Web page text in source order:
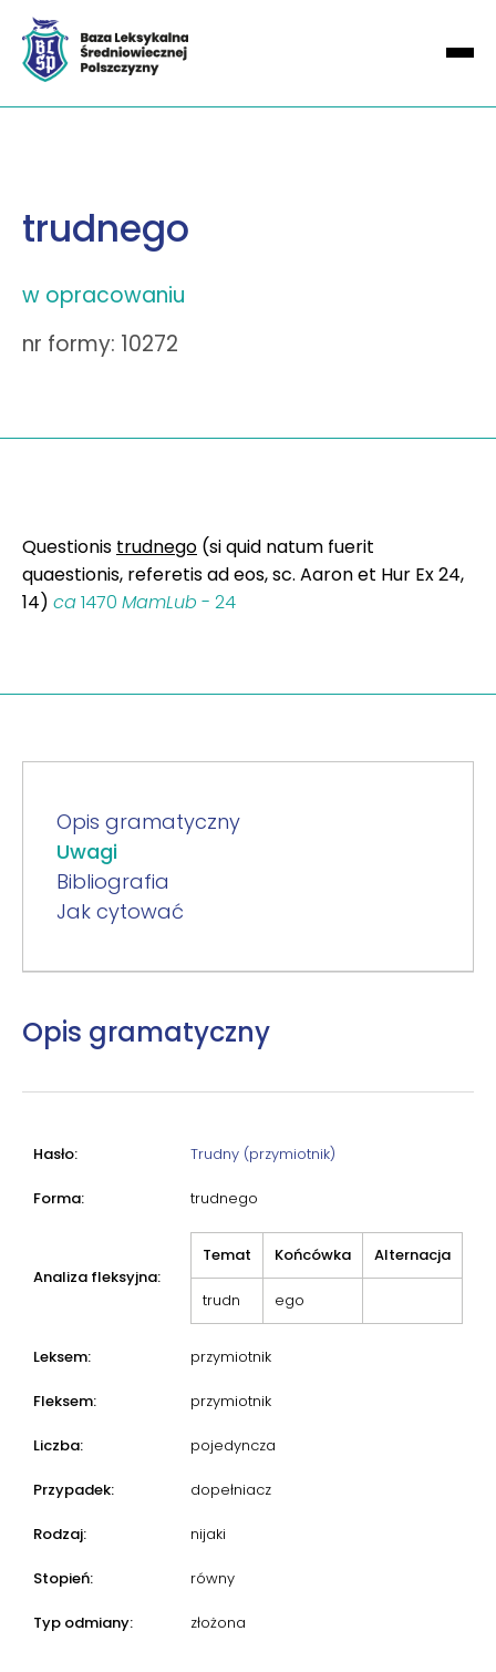
trudnego
w opracowaniu
nr formy: 10272
Questionis trudnego (si quid natum fuerit
quaestionis, referetis ad eos, sc. Aaron et Hur Ex 24,
14) ca1470 MamLub - 24
Opis gramatyczny
Uwagi
Bibliografia
Jak cytować
Opis gramatyczny
Hasło: Trudny (przymiotnik)
Forma: trudnego
Analiza fleksyjna:
Temat Końcówka Alternacja
trudn ego
Leksem: przymiotnik
Fleksem: przymiotnik
Liczba: pojedyncza
Przypadek: dopełniacz
Rodzaj: nijaki
Stopień: równy
Typ odmiany: złożona